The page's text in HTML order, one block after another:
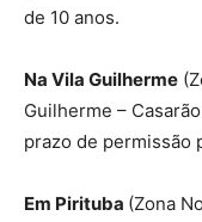
de 10 anos.
Na Vila Guilherme
Guilherme –
prazo de permissão
Em Pirituba (Zona